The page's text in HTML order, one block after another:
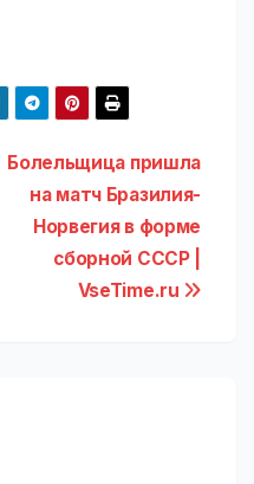
Болельщица пришла
на матч Бразилия-
Норвегия в форме
сборной СССР |
VseTime.ru